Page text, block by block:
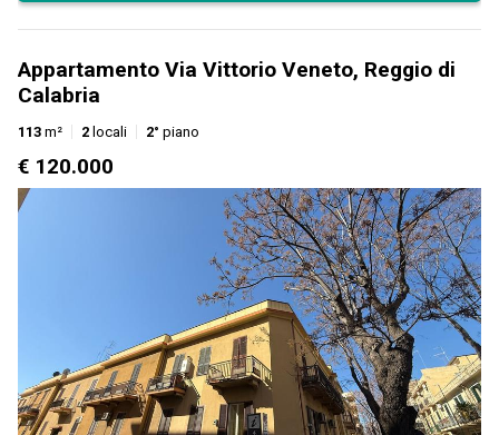
Appartamento Via Vittorio Veneto, Reggio di
Calabria
113 m² 2 locali 2° piano
€ 120.000